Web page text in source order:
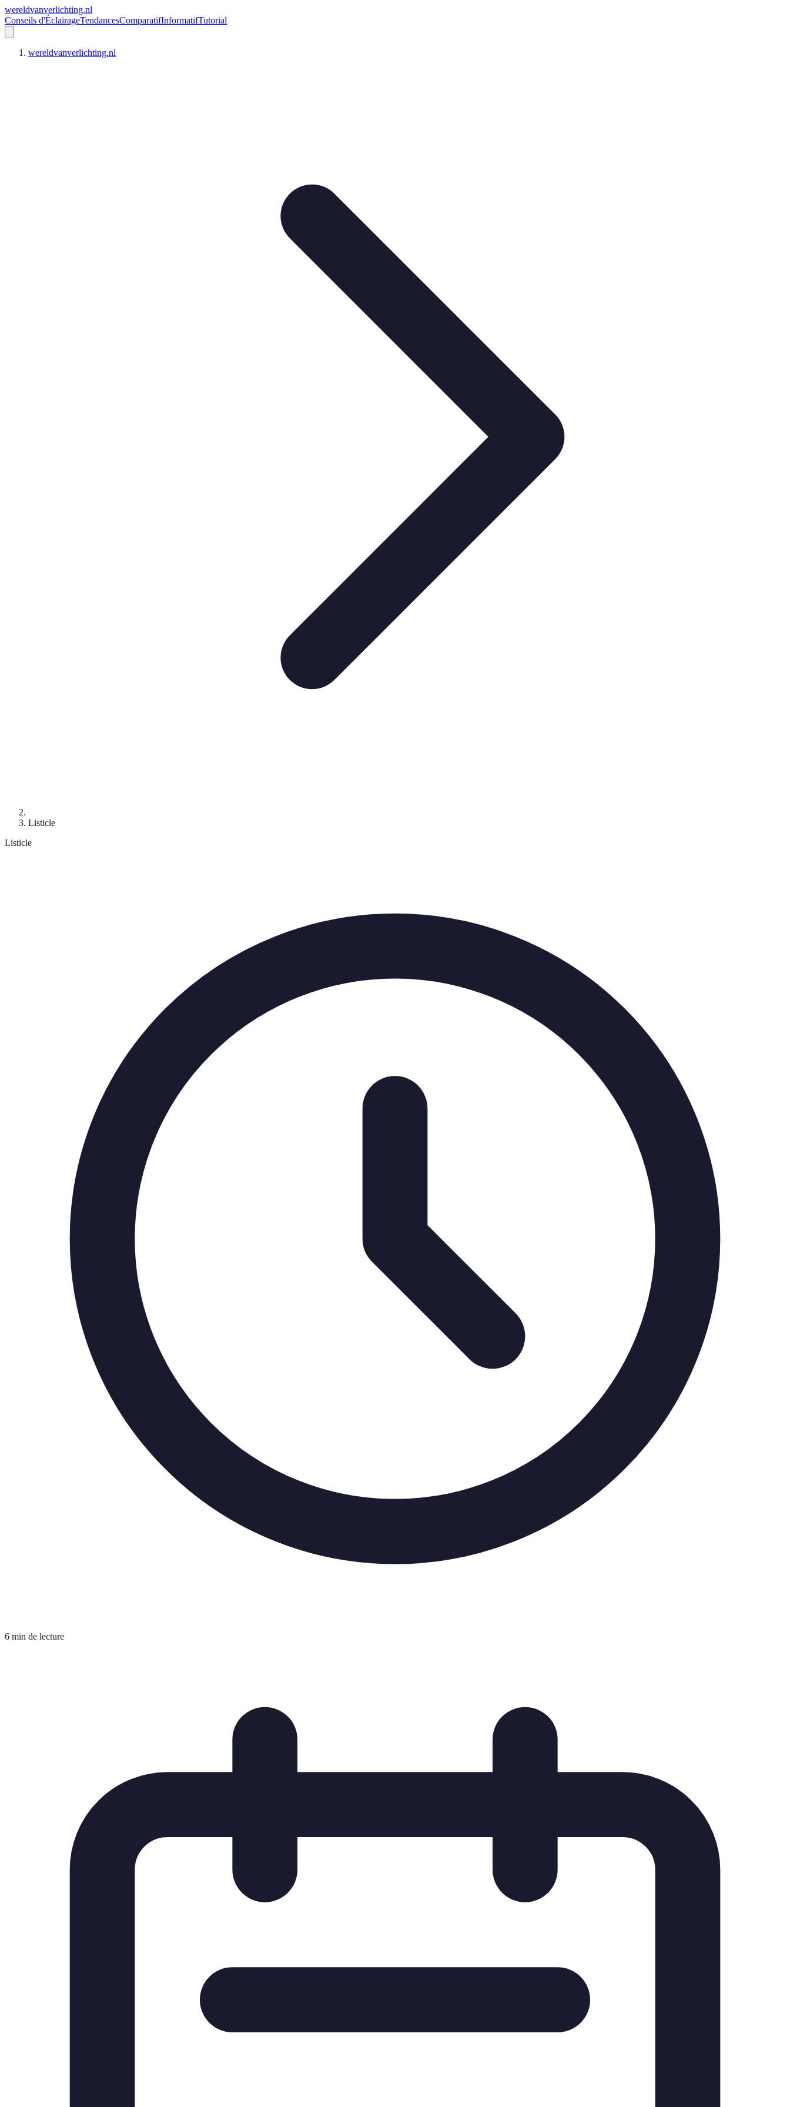
wereldvanverlichting.nl
Conseils d'ÉclairageTendancesComparatifInformatifTutorial
wereldvanverlichting.nl
Listicle
Listicle
6 min de lecture